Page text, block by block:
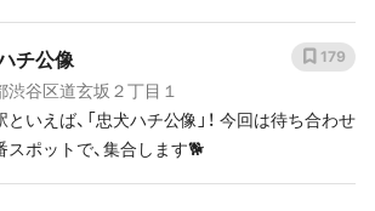
チ公像
渋谷区道玄坂２丁目１
といえば、「忠犬ハチ公像」！ 今回は待ち合わせ
スポットで、集合します🐕
179